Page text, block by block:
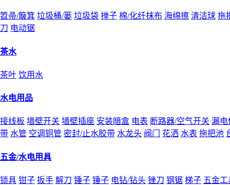
笤帚/簸箕 垃圾桶/篓 垃圾袋 掸子 棉/化纤抹布 海绵擦 清洁球 拖
刀 电动锯
茶水
茶叶 饮用水
水电用品
接线板 墙壁开关 墙壁插座 安装暗盒 电表 断路器/空气开关 漏电
带 水管 空调铜管 密封/止水胶带 水龙头 阀门 花洒 水表 拖把池
五金/水电用具
锁具 钳子 扳手 解刀 锤子 锤子 电钻/钻头 锉刀 钢锯 梯子 五金